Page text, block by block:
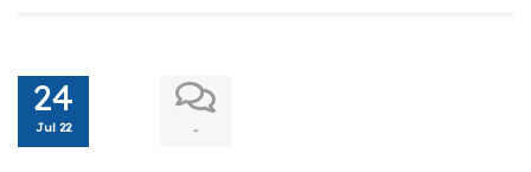
24
Jul 22 -